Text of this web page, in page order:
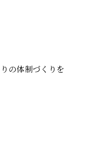
の体制づくりを